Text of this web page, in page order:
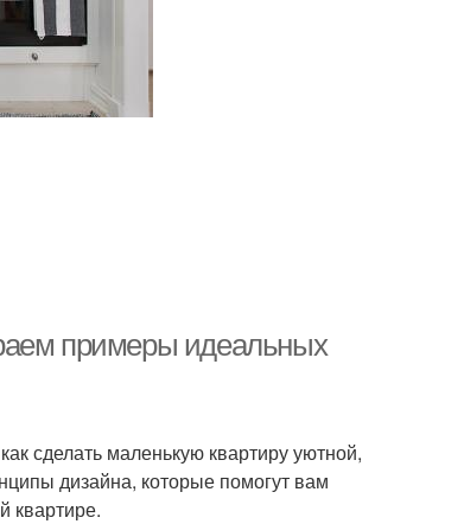
примеры идеальных
сделать маленькую квартиру уютной,
дизайна, которые помогут вам
квартире.